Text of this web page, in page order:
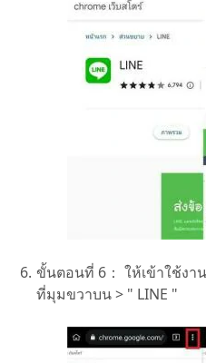
ขั้นตอนที่ 6： ให้เข้าใช้งา
ที่มุมขวาบน > " LINE "